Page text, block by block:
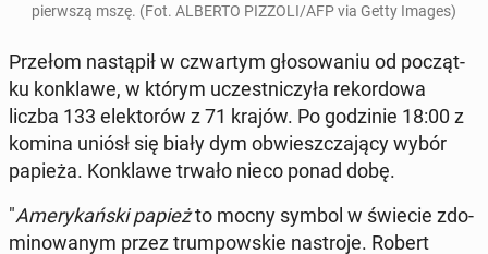
pierw­szą mszę. (Fot. ALBERTO PIZZOLI/AFP via Getty Images)
Przełom na­stą­pił w czwar­tym gło­so­wa­niu od po­cząt­
ku kon­kla­we, w którym uczest­ni­czy­ła re­kor­do­wa
liczba 133 elek­to­rów z 71 krajów. Po go­dzi­nie 18:00 z
komina uniósł się biały dym ob­wiesz­cza­ją­cy wybór
papieża. Kon­kla­we trwało nieco ponad dobę.
"Ame­ry­kań­ski papieżto mocny symbol w świecie zdo­
mi­no­wa­nym przez trum­pow­skie na­stro­je. Robert